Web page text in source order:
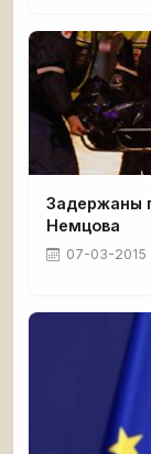
Задержаны
Немцова
07-03-2015